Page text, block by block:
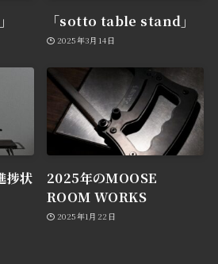
「sotto table stand」
2025年3月14日
捗状
2025年のMOOSE
ROOM WORKS
2025年1月22日